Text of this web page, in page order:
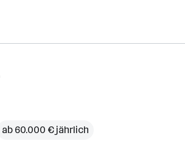
ab 60.000 € jährlich